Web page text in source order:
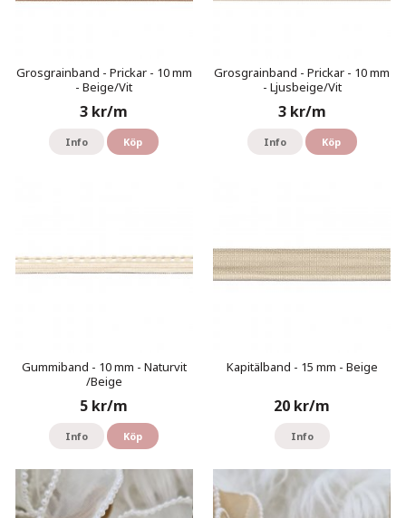
Grosgrainband - Prickar - 10 mm
- Beige/Vit
3 kr/m
Info Köp
Grosgrainband - Prickar - 10 mm
- Ljusbeige/Vit
3 kr/m
Info Köp
Gummiband - 10 mm - Naturvit
/Beige
5 kr/m
Info Köp
Kapitälband - 15 mm - Beige
20 kr/m
Info